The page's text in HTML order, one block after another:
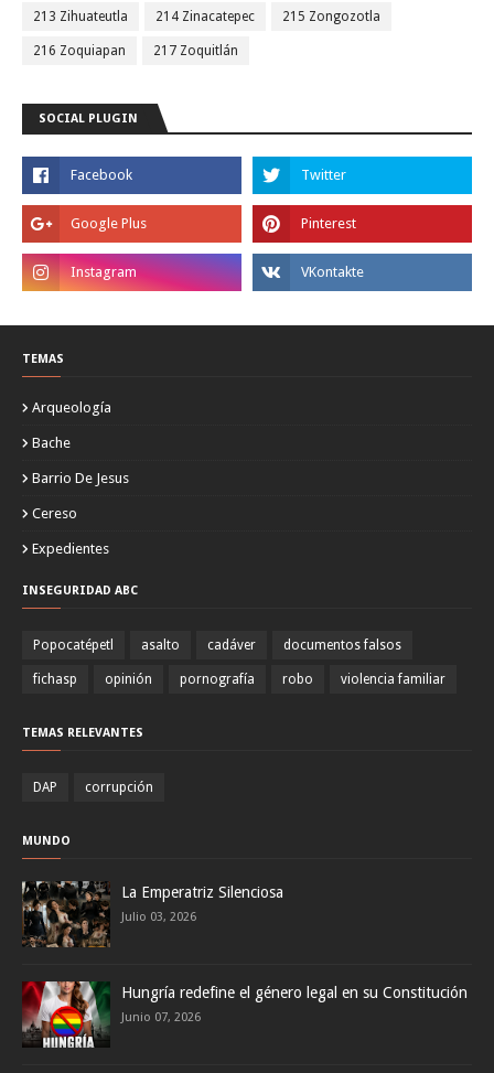
213 Zihuateutla 214 Zinacatepec 215 Zongozotla
216 Zoquiapan 217 Zoquitlán
SOCIAL PLUGIN
TEMAS
Arqueología
Bache
Barrio De Jesus
Cereso
Expedientes
INSEGURIDAD ABC
Popocatépetl asalto cadáver documentos falsos
fichasp opinión pornografía robo violencia familiar
TEMAS RELEVANTES
DAP corrupción
MUNDO
La Emperatriz Silenciosa
Julio 03, 2026
Hungría redefine el género legal en su Constitución
Junio 07, 2026